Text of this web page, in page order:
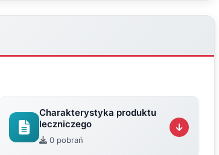
Charakterystyka produktu
leczniczego
0 pobrań